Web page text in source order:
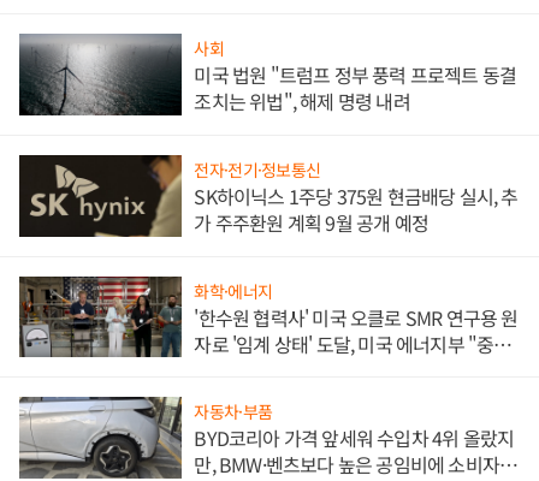
사회
미국 법원 "트럼프 정부 풍력 프로젝트 동결
조치는 위법", 해제 명령 내려
전자·전기·정보통신
SK하이닉스 1주당 375원 현금배당 실시, 추
가 주주환원 계획 9월 공개 예정
화학·에너지
'한수원 협력사' 미국 오클로 SMR 연구용 원
자로 '임계 상태' 도달, 미국 에너지부 "중요
자동차·부품
BYD코리아 가격 앞세워 수입차 4위 올랐지
만, BMW·벤츠보다 높은 공임비에 소비자